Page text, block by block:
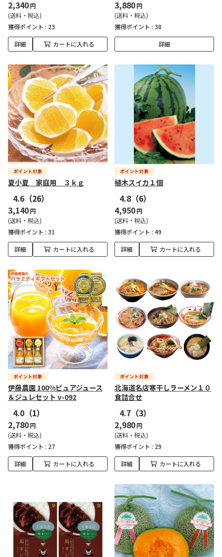
2,340円
(送料・税込)
獲得ポイント : 23
詳細 カートに入れる
3,880円
(送料・税込)
獲得ポイント : 38
詳細
夏小夏 家庭用 ３ｋｇ
4.6 （26）
3,140円
(送料・税込)
獲得ポイント : 31
詳細 カートに入れる
植木スイカ１個
4.8（6）
4,950円
(送料・税込)
獲得ポイント : 49
詳細 カートに入れる
伊藤農園 100%ピュアジュース
＆ジュレセット v-092
4.0 （1）
2,780円
(送料・税込)
獲得ポイント : 27
詳細 カートに入れる
北海道名店寒干しラーメン１０
食詰合せ
4.7 （3）
2,980円
(送料・税込)
獲得ポイント : 29
詳細 カートに入れる